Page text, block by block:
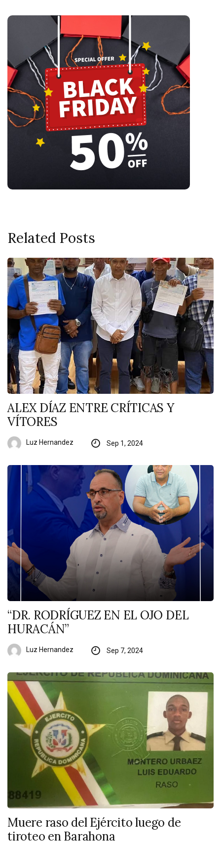
Related Posts
ALEX DÍAZ ENTRE CRÍTICAS Y
VÍTORES
Luz Hernandez Sep 1, 2024
“DR. RODRÍGUEZ EN EL OJO DEL
HURACÁN”
Luz Hernandez Sep 7, 2024
Muere raso del Ejército luego de
tiroteo en Barahona